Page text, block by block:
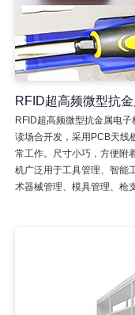
RFID超高频微型抗
RFID超高频微型抗金属电
读场合开发，采用PCB天线
常工作。尺寸小巧，方便附
机广泛用于工具管理、智能
术器械管理、模具管理、枪